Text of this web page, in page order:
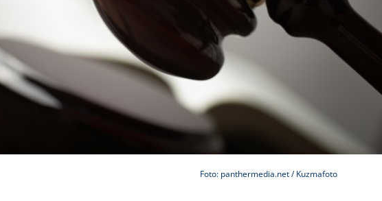
Foto: panthermedia.net / Kuzmafoto